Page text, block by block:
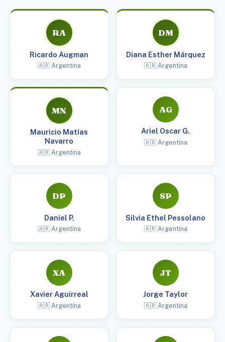
RA
Ricardo Augman
🇦🇷 Argentina
DM
Diana Esther Márquez
🇦🇷 Argentina
MN
Mauricio Matías
Navarro
🇦🇷 Argentina
AG
Ariel Oscar G.
🇦🇷 Argentina
DP
Daniel P.
🇦🇷 Argentina
SP
Silvia Ethel Pessolano
🇦🇷 Argentina
XA
Xavier Aguirreal
🇦🇷 Argentina
JT
Jorge Taylor
🇦🇷 Argentina